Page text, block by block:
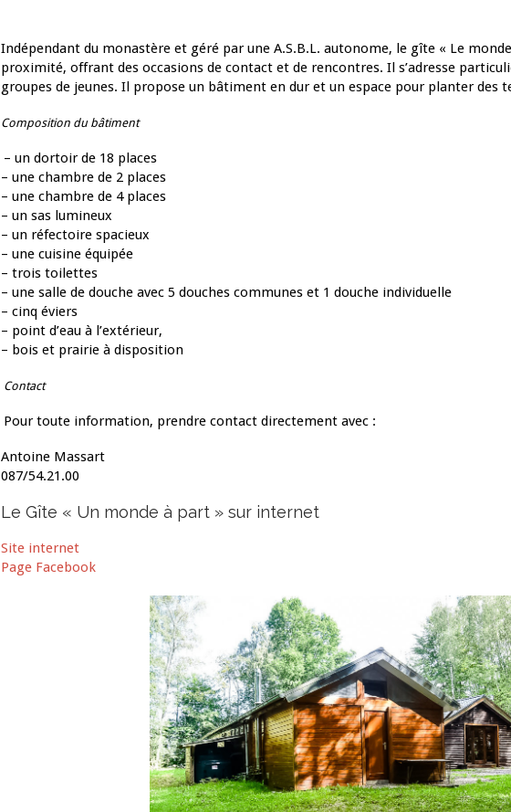
Indépendant du monastère et géré par une A.S.B.L. autonome, le gîte « Le
proximité, offrant des occasions de contact et de rencontres. Il s’adresse
groupes de jeunes. Il propose un bâtiment en dur et un espace pour planter des
Composition du bâtiment
– un dortoir de 18 places
– une chambre de 2 places
– une chambre de 4 places
– un sas lumineux
– un réfectoire spacieux
– une cuisine équipée
– trois toilettes
– une salle de douche avec 5 douches communes et 1 douche individuelle
– cinq éviers
– point d’eau à l’extérieur,
– bois et prairie à disposition
Contact
Pour toute information, prendre contact directement avec :
Antoine Massart
087/54.21.00
Le Gîte « Un monde à part » sur internet
Site internet
Page Facebook